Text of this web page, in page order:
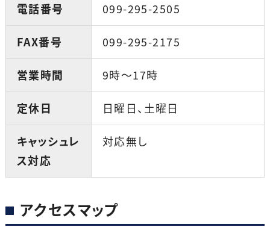
電話番号 099-295-2505
FAX番号 099-295-2175
営業時間 9時〜17時
定休日 日曜日、土曜日
キャッシュレ
ス対応
対応無し
アクセスマップ